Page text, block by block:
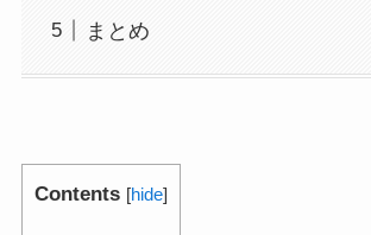
まとめ
Contents [hide]